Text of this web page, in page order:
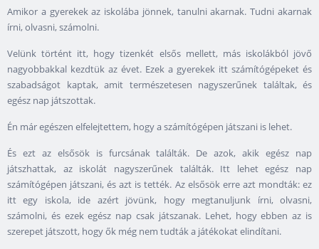
Amikor a gyerekek az iskolába jönnek, tanulni akarnak. Tudni akarnak
írni, olvasni, számolni.
Velünk történt itt, hogy tizenkét elsős mellett, más iskolákból jövő
nagyobbakkal kezdtük az évet. Ezek a gyerekek itt számítógépeket és
szabadságot kaptak, amit természetesen nagyszerűnek találtak, és
egész nap játszottak.
Én már egészen elfelejtettem, hogy a számítógépen játszani is lehet.
És ezt az elsősök is furcsának találták. De azok, akik egész nap
játszhattak, az iskolát nagyszerűnek találták. Itt lehet egész nap
számítógépen játszani, és azt is tették. Az elsősök erre azt mondták: ez
itt egy iskola, ide azért jövünk, hogy megtanuljunk írni, olvasni,
számolni, és ezek egész nap csak játszanak. Lehet, hogy ebben az is
szerepet játszott, hogy ők még nem tudták a játékokat elindítani.